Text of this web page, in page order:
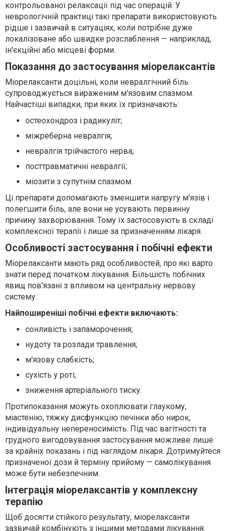
контрольованої релаксації під час операцій. У
неврологічній практиці такі препарати використовують
рідше і зазвичай в ситуаціях, коли потрібне дуже
локалізоване або швидке розслаблення — наприклад,
ін'єкційні або місцеві форми.
Показання до застосування міорелаксантів
Міорелаксанти доцільні, коли невралгічний біль
супроводжується вираженим м'язовим спазмом.
Найчастіші випадки, при яких їх призначають:
остеохондроз і радикуліт;
міжреберна невралгія;
невралгія трійчастого нерва;
посттравматичні невралгії;
міозити з супутнім спазмом.
Ці препарати допомагають зменшити напругу м'язів і
полегшити біль, але вони не усувають первинну
причину захворювання. Тому їх застосовують в складі
комплексної терапії і лише за призначенням лікаря.
Особливості застосування і побічні ефекти
Міорелаксанти мають ряд особливостей, про які варто
знати перед початком лікування. Більшість побічних
явищ пов'язані з впливом на центральну нервову
систему.
Найпоширеніші побічні ефекти включають:
сонливість і запаморочення;
нудоту та розлади травлення;
м'язову слабкість;
сухість у роті;
зниження артеріального тиску.
Протипоказання можуть охоплювати глаукому,
міастенію, тяжку дисфункцію печінки або нирок,
індивідуальну непереносимість. Під час вагітності та
грудного вигодовування застосування можливе лише
за крайніх показань і під наглядом лікаря. Дотримуйтеся
призначеної дози й терміну прийому — самолікування
може бути небезпечним.
Інтеграція міорелаксантів у комплексну
терапію
Щоб досягти стійкого результату, міорелаксанти
зазвичай комбінують з іншими методами лікування.